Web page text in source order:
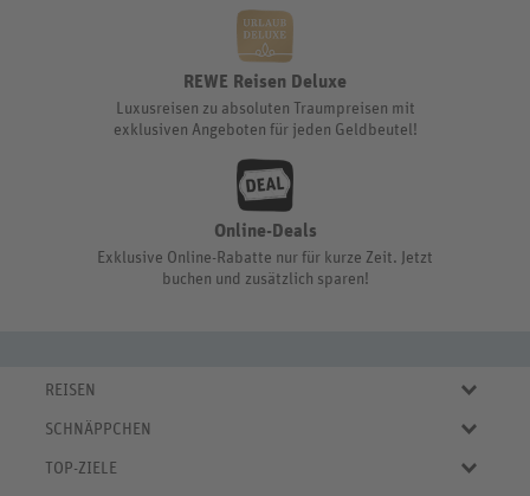
REWE Reisen Deluxe
Luxusreisen zu absoluten Traumpreisen mit
exklusiven Angeboten für jeden Geldbeutel!
Online-Deals
Exklusive Online-Rabatte nur für kurze Zeit. Jetzt
buchen und zusätzlich sparen!
REISEN
Eigene Anreise
Städtereisen
SCHNÄPPCHEN
Aktuelle Reiseangebote
TOP-ZIELE